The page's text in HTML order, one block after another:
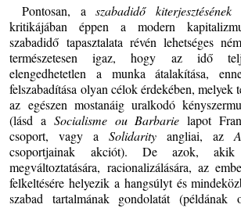
Pontosan, aszabadidő kiterjesztésének
kritikájában éppen a modern
szabadidő tapasztalata révén lehetséges
természetesen igaz, hogy az idő
elengedhetetlen a munka átalakítása,
felszabadítása olyan célok érdekében, melyek
az egészen mostanáig uralkodó
(lásd a Socialisme ou Barbarie lapot
csoport, vagy aSolidarity angliai, az
csoportjainak akciót). De azok,
megváltoztatására, racionalizálására, az
felkeltésére helyezik a hangsúlyt és
szabad tartalmának gondolatát (példának